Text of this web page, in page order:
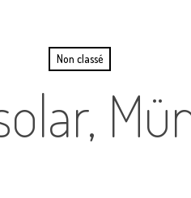
Non classé